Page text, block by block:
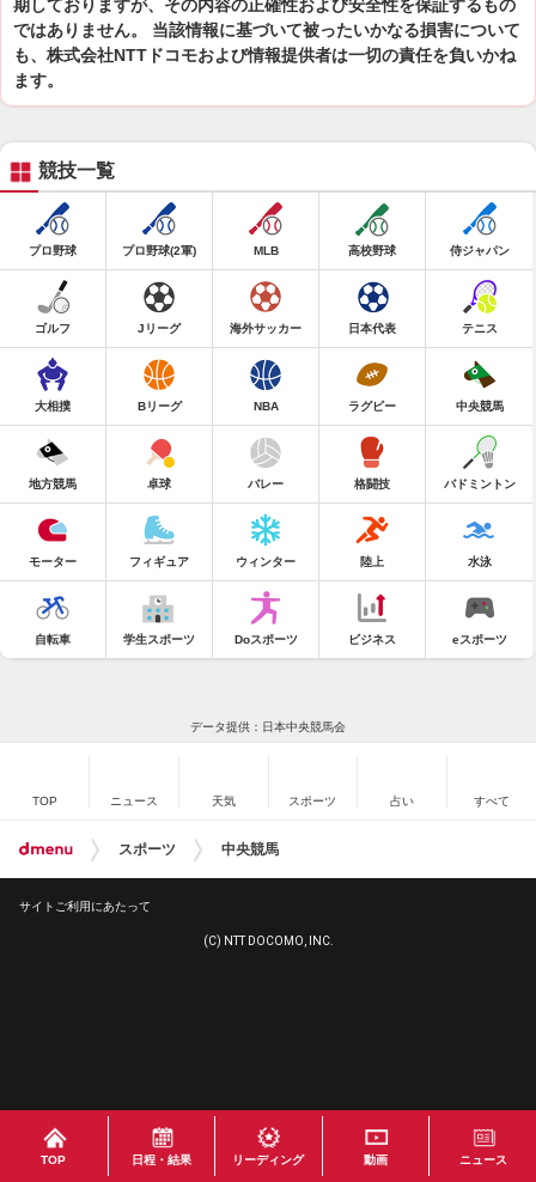
期しておりますが、その内容の正確性および安全性を保証するもの
ではありません。 当該情報に基づいて被ったいかなる損害について
も、株式会社NTTドコモおよび情報提供者は一切の責任を負いかね
ます。
TOP 日程・結果 リーディング 動画 ニュース
競技一覧
プロ野球 プロ野球(2軍) MLB 高校野球 侍ジャパン
ゴルフ Jリーグ 海外サッカー 日本代表 テニス
大相撲 Bリーグ NBA ラグビー 中央競馬
地方競馬 卓球 バレー 格闘技 バドミントン
モーター フィギュア ウィンター 陸上 水泳
自転車 学生スポーツ Doスポーツ ビジネス eスポーツ
データ提供：日本中央競馬会
TOP ニュース 天気 スポーツ 占い すべて
スポーツ 中央競馬
サイトご利用にあたって
(C) NTT DOCOMO, INC.